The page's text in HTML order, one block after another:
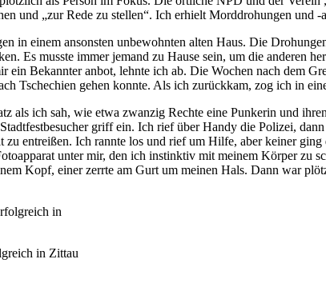
und „zur Rede zu stellen“. Ich erhielt Morddrohungen und -
in einem ansonsten unbewohnten alten Haus. Die
Es musste immer jemand zu Hause sein, um die anderen
ein Bekannter anbot, lehnte ich ab. Die Wochen nach dem
Tschechien gehen konnte. Als ich zurückkam, zog ich in
als ich sah, wie etwa zwanzig Rechte eine Punkerin und
griff ein. Ich rief über Handy die Polizei,
zu entreißen. Ich rannte los und rief um Hilfe, aber keiner
unter mir, den ich instinktiv mit meinem Körper zu
Kopf, einer zerrte am Gurt um meinen Hals. Dann war
in Zittau